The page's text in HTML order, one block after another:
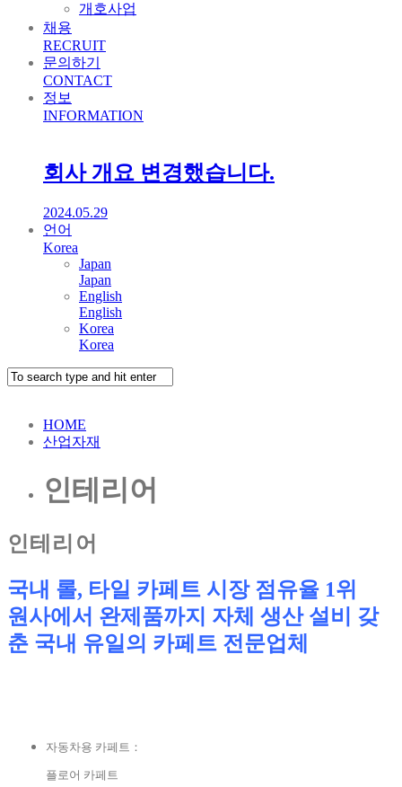
개호사업
채용
RECRUIT
문의하기
CONTACT
정보
INFORMATION
회사 개요 변경했습니다.
2024.05.29
언어
Korea
Japan
Japan
English
English
Korea
Korea
HOME
산업자재
인테리어
인테리어
국내 롤, 타일 카페트 시장 점유율 1위
원사에서 완제품까지 자체 생산 설비 갖
춘 국내 유일의 카페트 전문업체
자동차용 카페트：
플로어 카페트